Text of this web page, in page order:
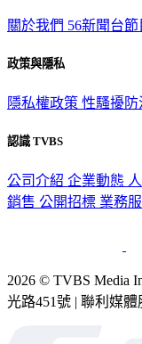
關於我們 56新聞台節
政策與隱私
隱私權政策 性騷擾防
認識 TVBS
公司介紹 企業動態
銷售 公開招標 業務
2026 © TVBS Media
光路451號 | 聯利媒體